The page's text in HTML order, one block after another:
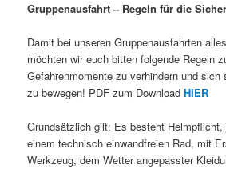
Gruppenausfahrt – Regeln für die
Damit bei unseren Gruppenausfahrten
möchten wir euch bitten folgende Regeln
Gefahrenmomente zu verhindern und sich
zu bewegen! PDF zum DownloadHIER
Grundsätzlich gilt: Es besteht
einem technisch einwandfreien Rad, mit
Werkzeug, dem Wetter angepasster